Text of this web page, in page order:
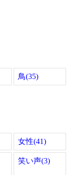
鳥(35)
女性(41)
笑い声(3)